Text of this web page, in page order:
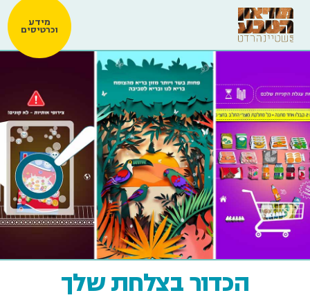
מידע
וכרטיסים
הכדור בצלחת שלך